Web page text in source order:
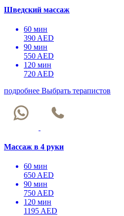
Шведский массаж
60 мин
390 AED
90 мин
550 AED
120 мин
720 AED
подробнее Выбрать терапистов
Массаж в 4 руки
60 мин
650 AED
90 мин
750 AED
120 мин
1195 AED